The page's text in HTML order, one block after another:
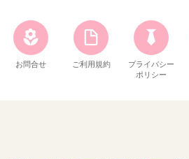
お問合せ ご利用規約
プライバシー
ポリシー